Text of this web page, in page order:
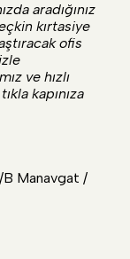
aradığınız
kırtasiye
ofis
ve hızlı
kapınıza
B Manavgat /